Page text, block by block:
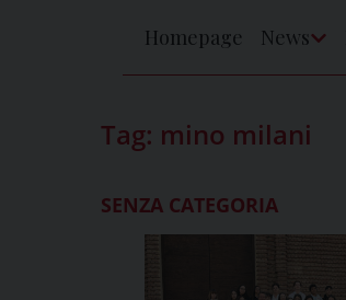
Homepage News
Tag: mino milani
SENZA CATEGORIA